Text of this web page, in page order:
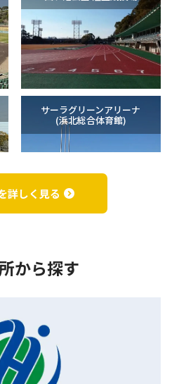
サーラグリーンアリーナ
(浜北総合体育館)
詳しく見る
から探す